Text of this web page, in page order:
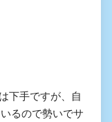
下手ですが、自
るので勢いでサ